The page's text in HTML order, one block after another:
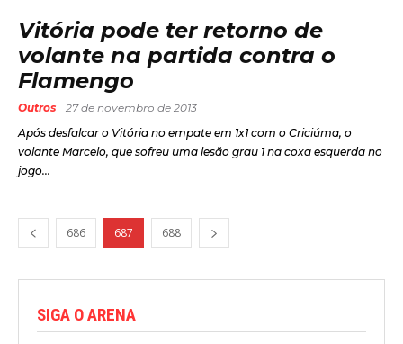
Vitória pode ter retorno de
volante na partida contra o
Flamengo
Outros
27 de novembro de 2013
Após desfalcar o Vitória no empate em 1x1 com o Criciúma, o
volante Marcelo, que sofreu uma lesão grau 1 na coxa esquerda no
jogo...
686 687 688
SIGA O ARENA